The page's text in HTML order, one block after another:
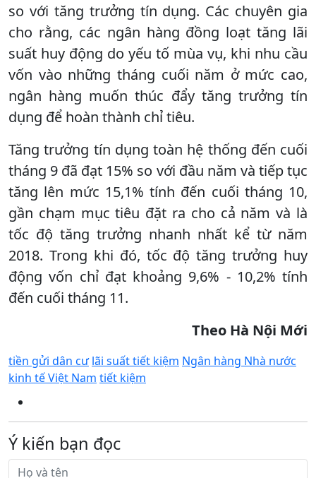
so với tăng trưởng tín dụng. Các chuyên gia
cho rằng, các ngân hàng đồng loạt tăng lãi
suất huy động do yếu tố mùa vụ, khi nhu cầu
vốn vào những tháng cuối năm ở mức cao,
ngân hàng muốn thúc đẩy tăng trưởng tín
dụng để hoàn thành chỉ tiêu.
Tăng trưởng tín dụng toàn hệ thống đến cuối
tháng 9 đã đạt 15% so với đầu năm và tiếp tục
tăng lên mức 15,1% tính đến cuối tháng 10,
gần chạm mục tiêu đặt ra cho cả năm và là
tốc độ tăng trưởng nhanh nhất kể từ năm
2018. Trong khi đó, tốc độ tăng trưởng huy
động vốn chỉ đạt khoảng 9,6% - 10,2% tính
đến cuối tháng 11.
Theo Hà Nội Mới
tiền gửi dân cư lãi suất tiết kiệm Ngân hàng Nhà nước
kinh tế Việt Nam tiết kiệm
Ý kiến bạn đọc